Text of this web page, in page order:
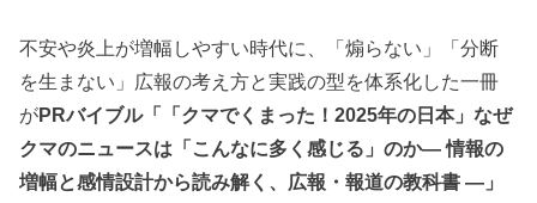
不安や炎上が増幅しやすい時代に、「煽らない」「分断
を生まない」広報の考え方と実践の型を体系化した一冊
がPRバイブル「「クマでくまった！2025年の日本」なぜ
クマのニュースは「こんなに多く感じる」のか— 情報の
増幅と感情設計から読み解く、広報・報道の教科書 —」